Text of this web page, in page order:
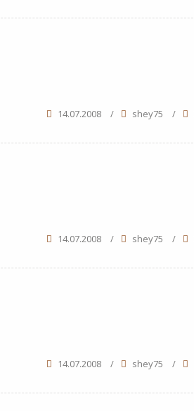
14.07.2008 / shey75 /
14.07.2008 / shey75 /
14.07.2008 / shey75 /